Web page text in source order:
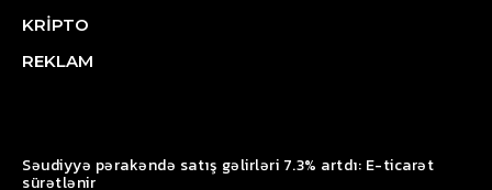
KRİPTO
REKLAM
Səudiyyə pərakəndə satış gəlirləri 7.3% artdı: E-ticarət
sürətlənir